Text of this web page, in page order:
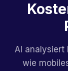
AI analysiert
wie